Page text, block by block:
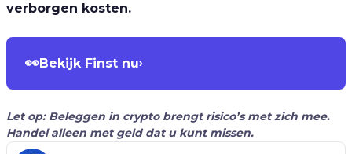
verborgen kosten.
👀Bekijk Finst nu›
Let op: Beleggen in crypto brengt risico’s met zich mee.
Handel alleen met geld dat u kunt missen.